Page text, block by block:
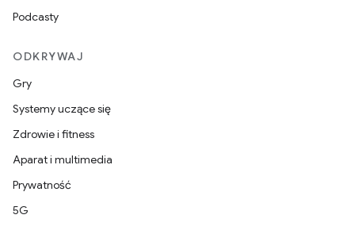
Podcasty
ODKRYWAJ
Gry
Systemy uczące się
Zdrowie i fitness
Aparat i multimedia
Prywatność
5G